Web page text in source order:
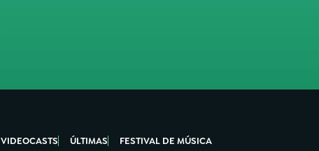
VIDEOCASTS ÚLTIMAS FESTIVAL DE MÚSICA